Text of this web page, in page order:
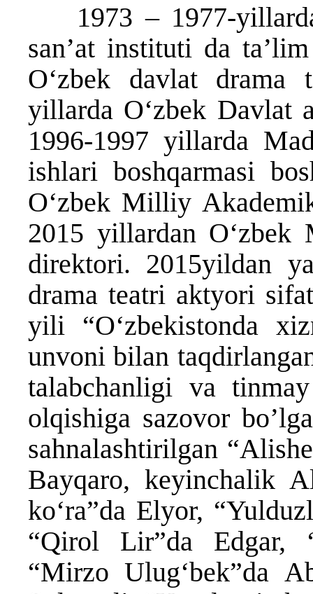
1973 – 1977-
sanʼat instituti da
O‘zbek davlat
yillarda O‘zbek Davlat
1996-1997 yillarda
ishlari boshqarmasi
O‘zbek Milliy
2015 yillardan
direktori. 2015yildan
drama teatri aktyori
yili “O‘zbekistonda
unvoni bilan
talabchanligi va
olqishiga sazovor
sahnalashtirilgan
Bayqaro, keyinchalik
ko‘ra”da Elyor,
“Qirol Lir”da Edgar,
“Mirzo Ulug‘bek”da